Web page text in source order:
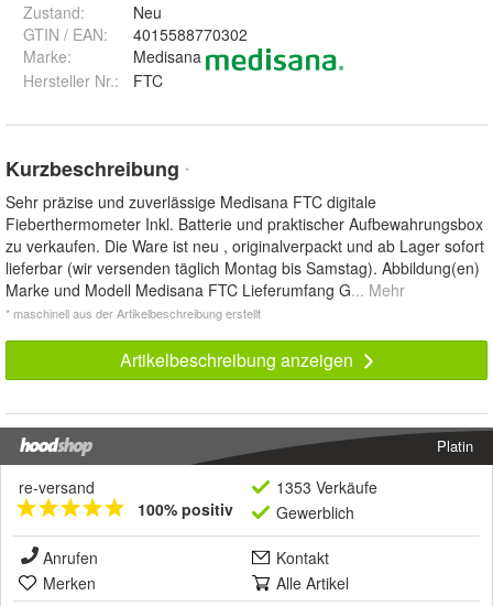
Zustand:
Neu
GTIN / EAN:
4015588770302
Marke:
Medisana
Hersteller Nr.:
FTC
Kurzbeschreibung *
Sehr präzise und zuverlässige Medisana FTC digitale
Fieberthermometer Inkl. Batterie und praktischer Aufbewahrungsbox
zu verkaufen. Die Ware ist neu , originalverpackt und ab Lager sofort
lieferbar (wir versenden täglich Montag bis Samstag). Abbildung(en)
Marke und Modell Medisana FTC Lieferumfang G... Mehr
* maschinell aus der Artikelbeschreibung erstellt
Artikelbeschreibung anzeigen
Platin
re-versand
100% positiv
1353 Verkäufe
Gewerblich
Anrufen
Kontakt
Merken
Alle Artikel